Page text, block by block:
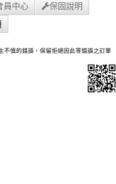
員中心
保固說明
不慎的錯誤，保留拒絕因此等錯誤之訂單